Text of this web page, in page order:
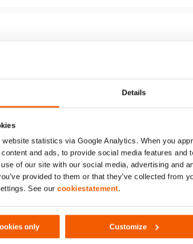
Details
statistics via Google Analytics. When you
and ads, to provide social media features and
of our site with our social media, advertising and
provided to them or that they’ve collected from
See our cookiestatement.
only Customize